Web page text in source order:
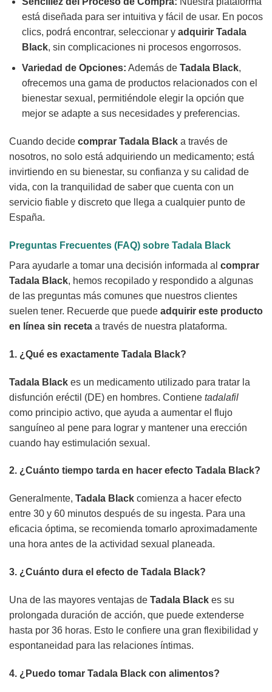
está diseñada para ser intuitiva y fácil de usar. En pocos
clics, podrá encontrar, seleccionar y adquirir Tadala
Black, sin complicaciones ni procesos engorrosos.
Variedad de Opciones: Además de Tadala Black,
ofrecemos una gama de productos relacionados con el
bienestar sexual, permitiéndole elegir la opción que
mejor se adapte a sus necesidades y preferencias.
Cuando decide comprar Tadala Black a través de
nosotros, no solo está adquiriendo un medicamento; está
invirtiendo en su bienestar, su confianza y su calidad de
vida, con la tranquilidad de saber que cuenta con un
servicio fiable y discreto que llega a cualquier punto de
España.
Preguntas Frecuentes (FAQ) sobre Tadala Black
Para ayudarle a tomar una decisión informada al comprar
Tadala Black, hemos recopilado y respondido a algunas
de las preguntas más comunes que nuestros clientes
suelen tener. Recuerde que puede adquirir este producto
en línea sin receta a través de nuestra plataforma.
1. ¿Qué es exactamente Tadala Black?
Tadala Black es un medicamento utilizado para tratar la
disfunción eréctil (DE) en hombres. Contiene tadalafil
como principio activo, que ayuda a aumentar el flujo
sanguíneo al pene para lograr y mantener una erección
cuando hay estimulación sexual.
2. ¿Cuánto tiempo tarda en hacer efecto Tadala Black?
Generalmente, Tadala Black comienza a hacer efecto
entre 30 y 60 minutos después de su ingesta. Para una
eficacia óptima, se recomienda tomarlo aproximadamente
una hora antes de la actividad sexual planeada.
3. ¿Cuánto dura el efecto de Tadala Black?
Una de las mayores ventajas de Tadala Black es su
prolongada duración de acción, que puede extenderse
hasta por 36 horas. Esto le confiere una gran flexibilidad y
espontaneidad para las relaciones íntimas.
4. ¿Puedo tomar Tadala Black con alimentos?